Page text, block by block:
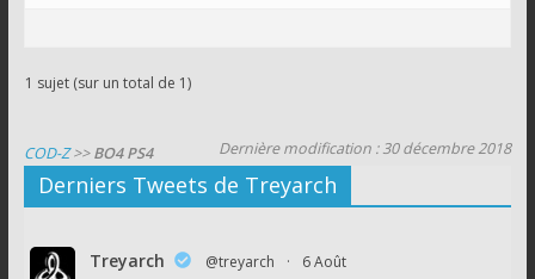
1 sujet (sur un total de 1)
Dernière modification : 30 décembre 2018
COD-Z>>BO4 PS4
Derniers Tweets de Treyarch
Treyarch @treyarch · 6 Août